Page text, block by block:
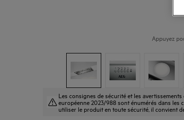
Appuyez
Les consignes de sécurité et les
européenne 2023/988 sont énumérés dans les
utiliser le produit en toute sécurité, il convient